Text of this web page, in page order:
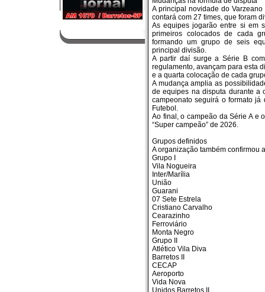
A principal novidade do
contará com 27 times, que foram
As equipes jogarão entre si em
primeiros colocados de cada
formando um grupo de seis
principal divisão.
A partir daí surge a Série B
regulamento, avançam para esta
e a quarta colocação de cada
A mudança amplia as
de equipes na disputa durante a
campeonato seguirá o formato
Futebol.
Ao final, o campeão da Série A e
“Super campeão” de 2026.
Grupos definidos
A organização também confirmou
Grupo I
Vila Nogueira
Inter/Marília
União
Guarani
07 Sete Estrela
Cristiano Carvalho
Cearazinho
Ferroviário
Monta Negro
Grupo II
Atlético Vila Diva
Barretos II
CECAP
Aeroporto
Vida Nova
Unidos Barretos II